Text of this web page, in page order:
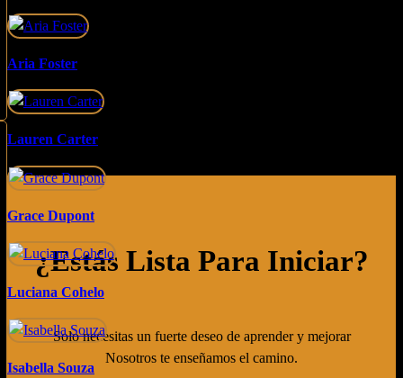
Aria Foster
Lauren Carter
Grace Dupont
Luciana Cohelo
Isabella Souza
¿estás Lista Para Iniciar?
Solo necesitas un fuerte deseo de aprender y mejorar
Nosotros te enseñamos el camino.